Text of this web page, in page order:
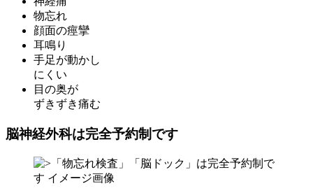
物忘れ
顔面の痙攣
耳鳴り
手足が動かし
にくい
目の奥が
ずきずき痛む
脳神経外科は完全予約制です